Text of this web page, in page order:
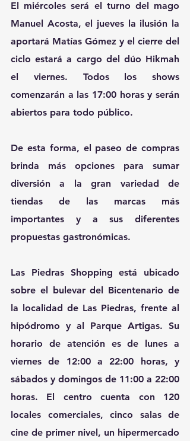
El miércoles será el turno del mago
Manuel Acosta, el jueves la ilusión la
aportará Matías Gómez y el cierre del
ciclo estará a cargo del dúo Hikmah
el viernes. Todos los shows
comenzarán a las 17:00 horas y serán
abiertos para todo público.
De esta forma, el paseo de compras
brinda más opciones para sumar
diversión a la gran variedad de
tiendas de las marcas más
importantes y a sus diferentes
propuestas gastronómicas.
Las Piedras Shopping está ubicado
sobre el bulevar del Bicentenario de
la localidad de Las Piedras, frente al
hipódromo y al Parque Artigas. Su
horario de atención es de lunes a
viernes de 12:00 a 22:00 horas, y
sábados y domingos de 11:00 a 22:00
horas. El centro cuenta con 120
locales comerciales, cinco salas de
cine de primer nivel, un hipermercado